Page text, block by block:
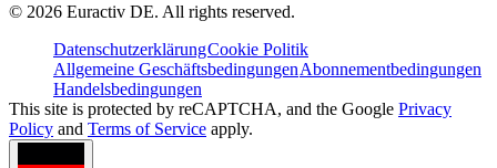
© 2026 Euractiv DE. All rights reserved.
DatenschutzerklärungCookie Politik
Allgemeine GeschäftsbedingungenAbonnementbedingungen
Handelsbedingungen
This site is protected by reCAPTCHA, and the Google Privacy
Policy and Terms of Service apply.